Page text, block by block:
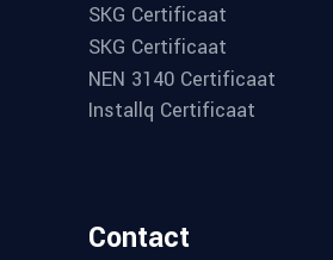
SKG Certificaat
SKG Certificaat
NEN 3140 Certificaat
Installq Certificaat
Contact